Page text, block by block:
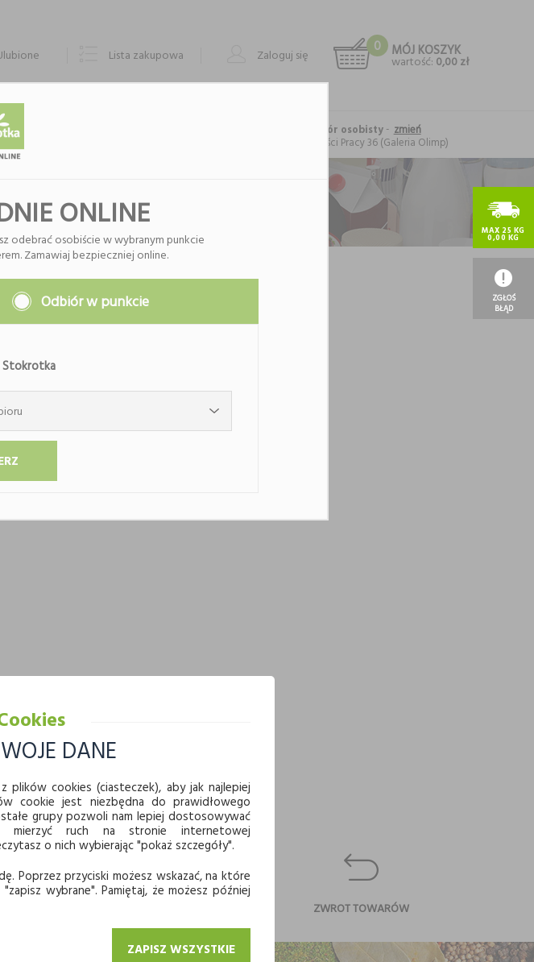
Lista zakupowa Zaloguj się
0 MÓJ KOSZYK
wartość: 0,00 zł
Forma realizacji: odbiór osobisty- zmień
, al. Spółdzielczości Pracy 36 (Galeria Olimp)
Nie znaleziono produktów w tej kategorii.
Proszę wybrać inną kategorię.
ZWROT TOWARÓW
MAX 25 KG
0,00 KG
ZGŁOŚ
BŁĄD
DANE
cookies (ciasteczek), aby jak najlepiej
cookie jest niezbędna do prawidłowego
grupy pozwoli nam lepiej dostosowywać
mierzyć ruch na stronie internetowej
o nich wybierając "pokaż szczegóły".
Poprzez przyciski możesz wskazać, na które
wybrane". Pamiętaj, że możesz później
ZAPISZ WSZYSTKIE
ONLINE
odebrać osobiście w wybranym punkcie
Zamawiaj bezpieczniej online.
Odbiór w punkcie
Stokrotka